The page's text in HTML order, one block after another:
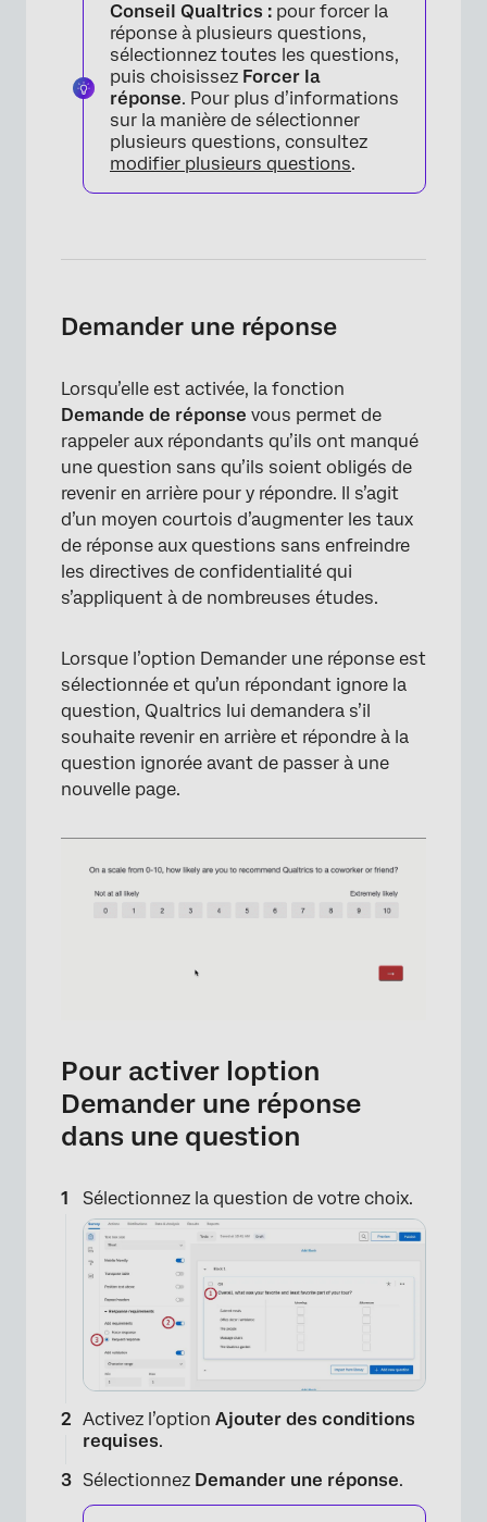
×
Conseil Qualtrics : pour forcer la
réponse à plusieurs questions,
sélectionnez toutes les questions,
puis choisissez Forcer la
réponse. Pour plus d’informations
sur la manière de sélectionner
plusieurs questions, consultez
modifier plusieurs questions.
Demander une réponse
Lorsqu’elle est activée, la fonction
Demande de réponse vous permet de
rappeler aux répondants qu’ils ont manqué
une question sans qu’ils soient obligés de
revenir en arrière pour y répondre. Il s’agit
d’un moyen courtois d’augmenter les taux
de réponse aux questions sans enfreindre
les directives de confidentialité qui
s’appliquent à de nombreuses études.
Lorsque l’option Demander une réponse est
sélectionnée et qu’un répondant ignore la
question, Qualtrics lui demandera s’il
souhaite revenir en arrière et répondre à la
question ignorée avant de passer à une
nouvelle page.
Pour activer loption
Demander une réponse
dans une question
Sélectionnez la question de votre choix.
Activez l’option Ajouter des conditions
requises.
Sélectionnez Demander une réponse.